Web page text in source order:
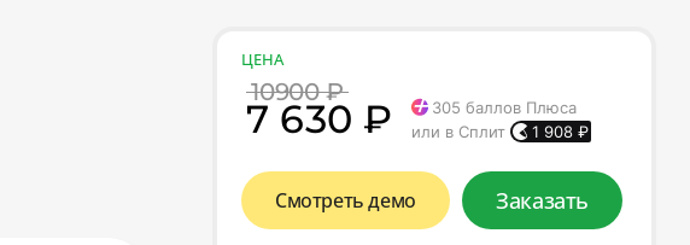
ЦЕНА
10900 ₽
7 630 ₽ 305 баллов Плюса
или в Сплит
1 908 ₽
Смотреть демо Заказать